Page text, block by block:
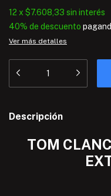
12 x $7.608,33 sin interés
40% de descuento
Ver más detalles
Descripción
TOM